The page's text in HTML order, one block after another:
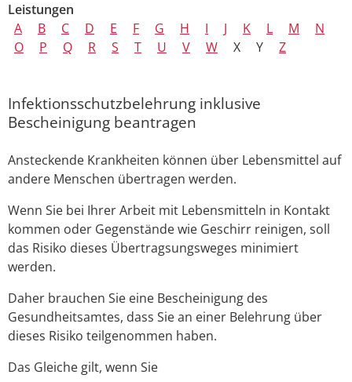
Leistungen
A
B C D E F G H I J K L M
N
O
P Q R S T U V W X Y Z
Infektionsschutzbelehrung inklusive
Bescheinigung beantragen
Ansteckende Krankheiten können über Lebensmittel auf
andere Menschen übertragen werden.
Wenn Sie bei Ihrer Arbeit mit Lebensmitteln in Kontakt
kommen oder Gegenstände wie Geschirr reinigen, soll
das Risiko dieses Übertragsungsweges minimiert
werden.
Daher brauchen Sie eine Bescheinigung des
Gesundheitsamtes, dass Sie an einer Belehrung über
dieses Risiko teilgenommen haben.
Das Gleiche gilt, wenn Sie